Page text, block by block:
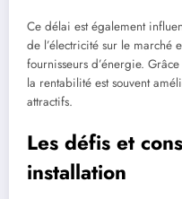
Ce délai est également
de l’électricité sur le marché
fournisseurs d’énergie.
la rentabilité est souvent
attractifs.
Les défis et
installation